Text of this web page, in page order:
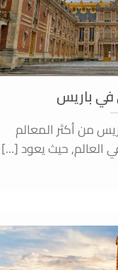
باريس
من أكثر المعالم
العالم, حيث يعود [...]